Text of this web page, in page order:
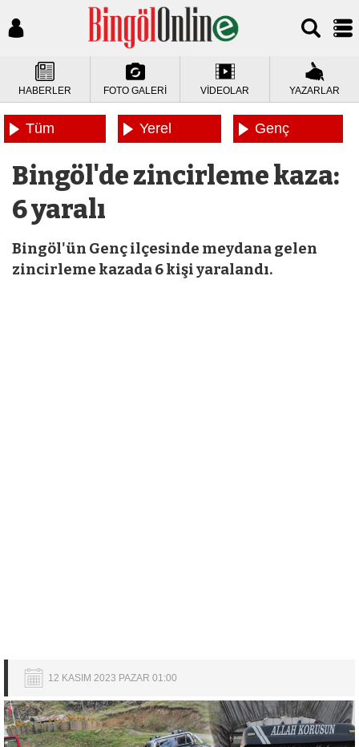
HABERLER FOTO GALERİ VİDEOLAR YAZARLAR
Tüm
Yerel
Genç
Bingöl'de zincirleme kaza:
6 yaralı
Bingöl'ün Genç ilçesinde meydana gelen
zincirleme kazada 6 kişi yaralandı.
12 KASIM 2023 PAZAR 01:00